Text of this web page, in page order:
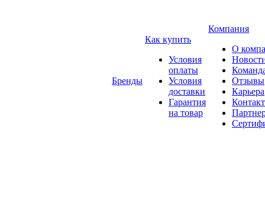
Бренды
Как купить
Условия
оплаты
Условия
доставки
Гарантия
на товар
Компания
О
Отзывы
Карьера